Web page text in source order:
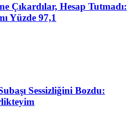
Çıkardılar, Hesap Tutmadı:
Yüzde 97,1
Sessizliğini Bozdu: